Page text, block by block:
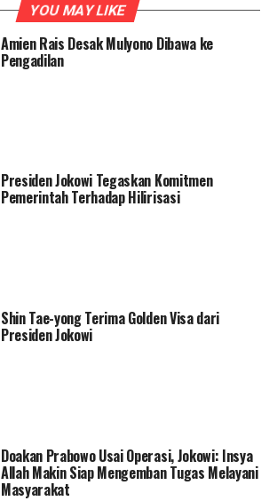
YOU MAY LIKE
Amien Rais Desak Mulyono Dibawa ke
Pengadilan
Presiden Jokowi Tegaskan Komitmen
Pemerintah Terhadap Hilirisasi
Shin Tae-yong Terima Golden Visa dari
Presiden Jokowi
Doakan Prabowo Usai Operasi, Jokowi: Insya
Allah Makin Siap Mengemban Tugas Melayani
Masyarakat